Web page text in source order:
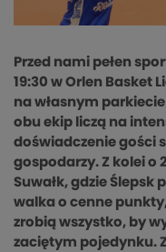
Przed nami pełen
19:30 w Orlen Basket
na własnym
obu ekip liczą na
doświadczenie gości
gospodarzy. Z kolei o
Suwałk, gdzie Ślepsk
walka o cenne
zrobią wszystko, by
zaciętym pojedynku.